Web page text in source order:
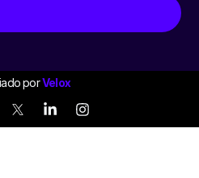
porVelox